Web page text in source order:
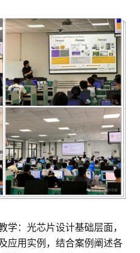
学：光芯片设计基础层面，
应用实例，结合案例阐述各